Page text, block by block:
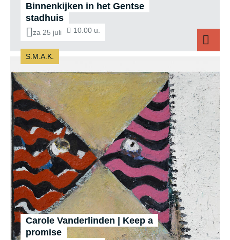
Binnenkijken in het Gentse
stadhuis
za 25 juli 10.00 u.
Carole Vanderlinden | Keep a
promise
S.M.A.K.